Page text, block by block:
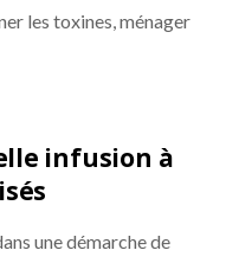
les toxines, ménager
infusion à
une démarche de